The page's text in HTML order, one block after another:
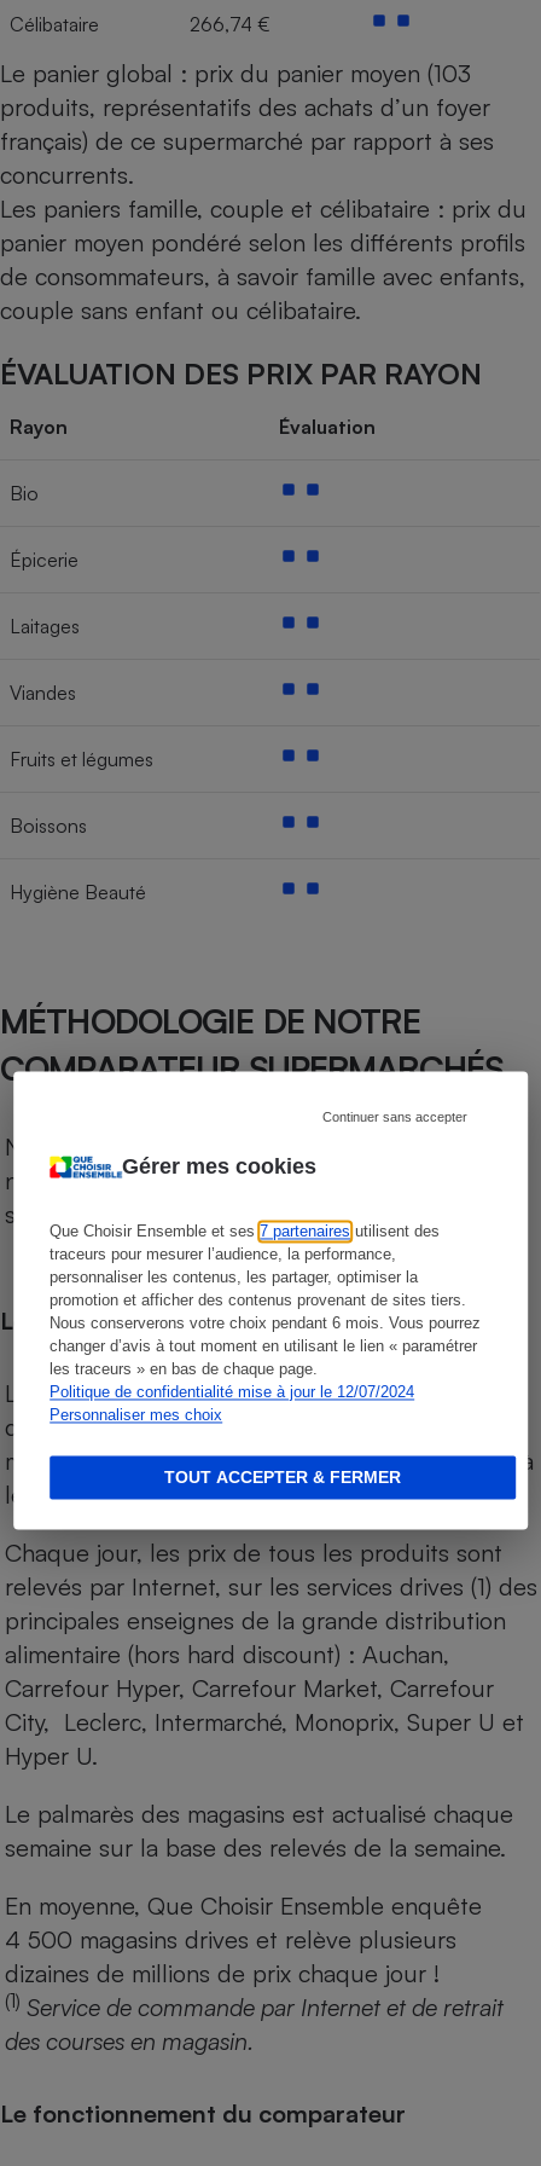
Gérer mes cookies
Que Choisir Ensemble et ses7 partenaires utilisent des
traceurs pour mesurer l’audience, la performance,
personnaliser les contenus, les partager, optimiser la
promotion et afficher des contenus provenant de sites tiers.
Nous conserverons votre choix pendant 6 mois. Vous pourrez
changer d’avis à tout moment en utilisant le lien « paramétrer
les traceurs » en bas de chaque page.
Politique de confidentialité mise à jour le 12/07/2024
Personnaliser mes choix
Continuer sans accepter
TOUT ACCEPTER & FERMER
Célibataire 266,74 €
Le panier global : prix du panier moyen (103
produits, représentatifs des achats d’un foyer
français) de ce supermarché par rapport à ses
concurrents.
Les paniers famille, couple et célibataire : prix du
panier moyen pondéré selon les différents profils
de consommateurs, à savoir famille avec enfants,
couple sans enfant ou célibataire.
ÉVALUATION DES PRIX PAR RAYON
Rayon Évaluation
Bio
Épicerie
Laitages
Viandes
Fruits et légumes
Boissons
Hygiène Beauté
MÉTHODOLOGIE DE NOTRE
COMPARATEUR SUPERMARCHÉS
Notre comparateur de supermarchés propose le
niveau de prix des supermarchés, géolocalisés
sur le territoire français.
Les comparaisons de prix
Les comparaisons sont réalisées sur l’ensemble
des produits des magasins. Les produits de
marques de distributeurs (MDD) sont comparés à
leurs équivalents chez leurs concurrents.
Chaque jour, les prix de tous les produits sont
relevés par Internet, sur les services drives (1) des
principales enseignes de la grande distribution
alimentaire (hors hard discount) : Auchan,
Carrefour Hyper, Carrefour Market, Carrefour
City, Leclerc, Intermarché, Monoprix, Super U et
Hyper U.
Le palmarès des magasins est actualisé chaque
semaine sur la base des relevés de la semaine.
En moyenne, Que Choisir Ensemble enquête
4 500 magasins drives et relève plusieurs
dizaines de millions de prix chaque jour !
(1) Service de commande par Internet et de retrait
des courses en magasin.
Le fonctionnement du comparateur